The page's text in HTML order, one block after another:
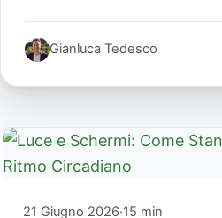
Gianluca Tedesco
21 Giugno 2026·15 min